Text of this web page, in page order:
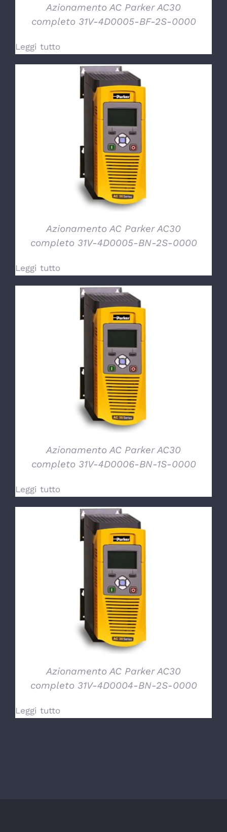
Azionamento AC Parker AC30
completo 31V-4D0005-BF-2S-0000
Leggi tutto
DETTAGLI
Azionamento AC Parker AC30
completo 31V-4D0005-BN-2S-0000
Leggi tutto
DETTAGLI
Azionamento AC Parker AC30
completo 31V-4D0006-BN-1S-0000
Leggi tutto
DETTAGLI
Azionamento AC Parker AC30
completo 31V-4D0004-BN-2S-0000
Leggi tutto